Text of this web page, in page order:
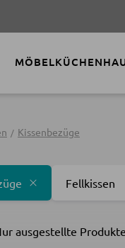
MÖBELKÜCHEN
Kissenbezüge
Fellkissen
ausgestellte